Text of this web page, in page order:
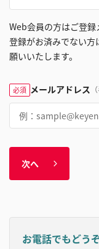
Web会員の方はご登録
登録がお済みでない
願いいたします。
必須 メールアドレス
次へ
お電話でもどう